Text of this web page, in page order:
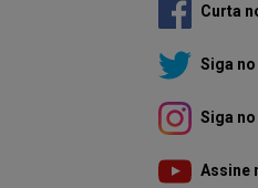
Curta
Siga
Siga
Assine